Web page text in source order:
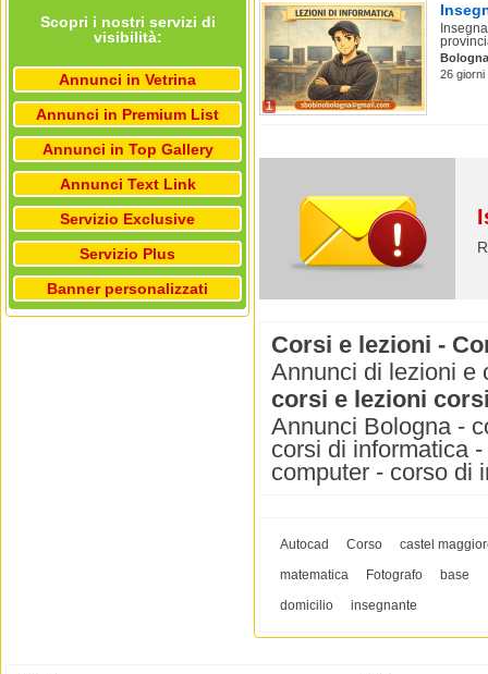
Scopri i nostri servizi di
visibilità:
Annunci in Vetrina
Annunci in Premium List
Annunci in Top Gallery
Annunci Text Link
Servizio Exclusive
Servizio Plus
Banner personalizzati
1
Bologna
26 giorni
Corsi e lezioni -
Annunci di lezioni e
corsi e lezioni
Annunci Bologna -
corsi di informatica
computer - corso di
Autocad Corso
castel
matematica
Fotografo base
domicilio
insegnante